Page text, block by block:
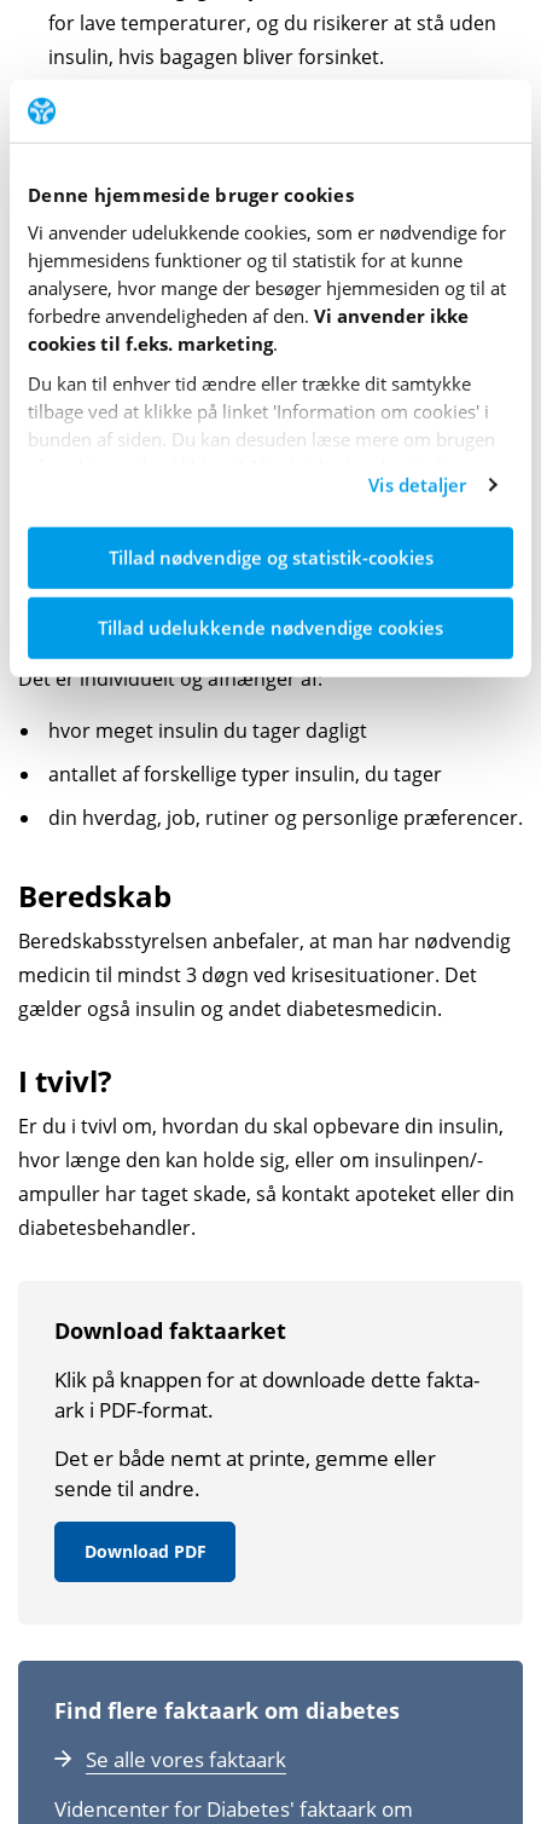
Denne hjemmeside bruger cookies
Vi anvender udelukkende cookies, som er nødvendige for
hjemme­sidens funktioner og til statistik for at kunne
analysere, hvor mange der besøger hjemme­siden og til at
forbedre anvende­lig­heden af den. Vi anvender ikke
cookies til f.eks. marketing.
Du kan til enhver tid ændre eller trække dit samtykke
tilbage ved at klikke på linket 'Information om cookies' i
bunden af siden. Du kan desuden læse mere om brugen
Vis detaljer
Tillad nødvendige og statistik-cookies
Tillad udelukkende nødvendige cookies
for lave temperaturer, og du risikerer at stå uden
insulin, hvis bagagen bliver forsinket.
Undgå at bytte om på typer af
langsomtvirkende insulin) hver for sig – f.eks. i
forskellige rum eller hylder.
Brug den originale papemballage, for insulinpenne
Sæt eventuelt farvede labels eller klistermærker på
insulinpenne eller insulinampuller.
Lav en fast rutine, tjek altid etiketten, og tag kun én
Hvor meget insulin bør du have
derhjemme?
Det er individuelt og afhænger af:
hvor meget insulin du tager dagligt
antallet af forskellige typer insulin, du tager
din hverdag, job, rutiner og personlige præferencer.
Beredskab
Beredskabsstyrelsen anbefaler, at man har nødvendig
medicin til mindst 3 døgn ved krisesituationer. Det
gælder også insulin og andet diabetesmedicin.
I tvivl?
Er du i tvivl om, hvordan du skal opbevare din insulin,
hvor længe den kan holde sig, eller om insulinpen/-
ampuller har taget skade, så kontakt apoteket eller din
diabetesbehandler.
Download faktaarket
Klik på knappen for at down­loade dette fakta­
ark i PDF-format.
Det er både nemt at printe, gemme eller
sende til andre.
Download PDF
Find flere faktaark om diabetes
Se alle vores faktaark
Videncenter for Diabetes' faktaark om